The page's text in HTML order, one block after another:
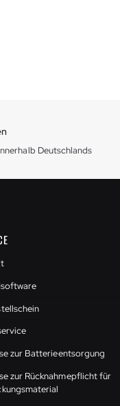
Deutschlands
zur Batterieentsorgung
zur Rücknahmepflicht für